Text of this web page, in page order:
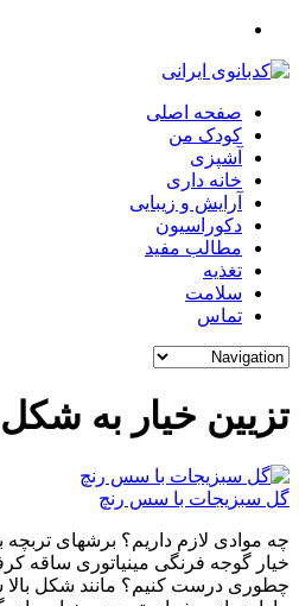
صفحه اصلی
کودک من
آشپزی
خانه داری
آرایش و زیبایی
دکوراسیون
مطالب مفید
تغذیه
سلامت
تماس
تزیین خیار به
گل سبزیجات با سس رنچ
چه موادی لازم داریم؟ برشهای تربچه
خیار گوجه فرنگی مینیاتوری ساقه
چطوری درست کنیم؟ مانند شکل